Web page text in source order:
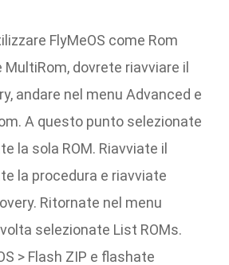
FlyMeOS come Rom
dovrete riavviare il
andare nel menu Advanced e
A questo punto selezionate
la sola ROM. Riavviate il
la procedura e riavviate
Ritornate nel menu
selezionate List ROMs.
> Flash ZIP e flashate